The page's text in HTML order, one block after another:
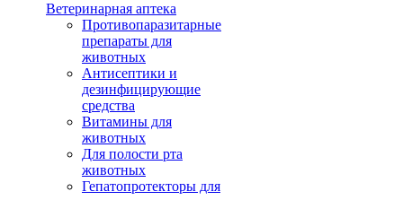
Ветеринарная аптека
Противопаразитарные
препараты для
животных
Антисептики и
дезинфицирующие
средства
Витамины для
животных
Для полости рта
животных
Гепатопротекторы для